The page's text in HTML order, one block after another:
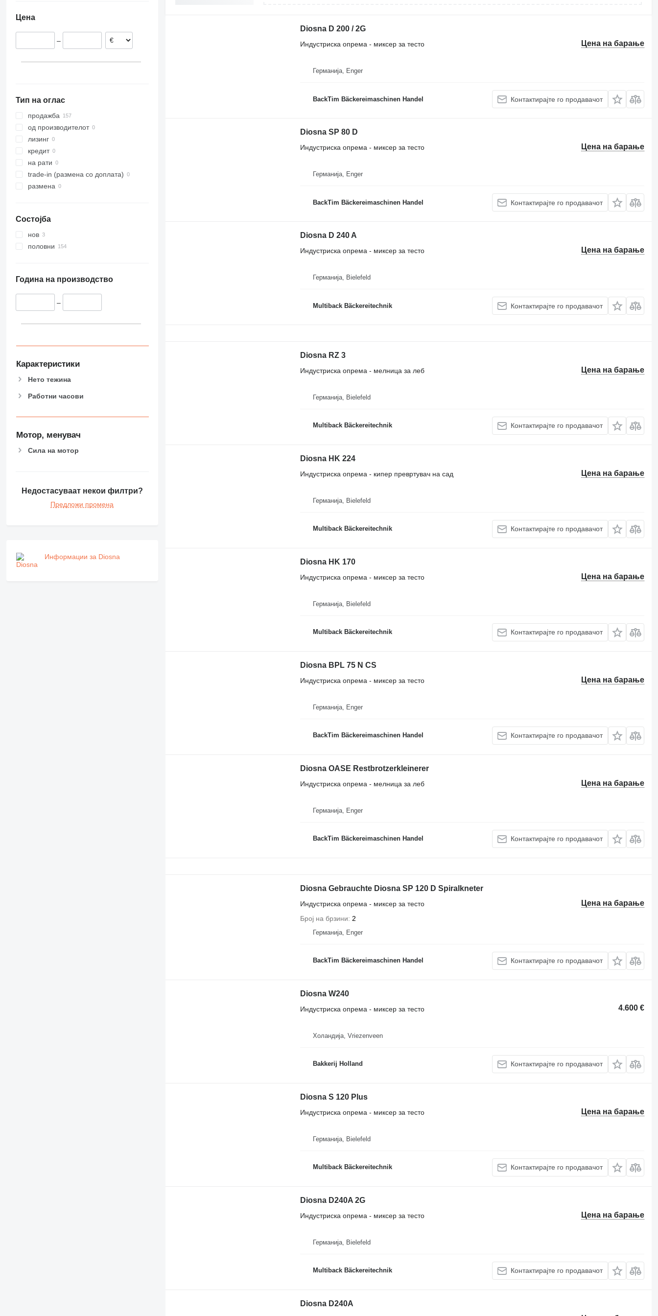
Обединето Кралство
Хрватска
Цена
–
Тип на оглас
продажба
од производителот
лизинг
кредит
на рати
trade-in (размена со доплата)
размена
Состојба
нов
половни
Година на производство
–
Карактеристики
Нето тежина
Работни часови
Мотор, менувач
Сила на мотор
Недостасуваат некои филтри?
Предложи промена
Информации за Diosna
Diosna D 200 / 2G
Цена на барање
Индустриска опрема - миксер за тесто
Германија, Enger
BackTim Bäckereimaschinen Handel Контактирајте го продавачот
Diosna SP 80 D
Цена на барање
Индустриска опрема - миксер за тесто
Германија, Enger
BackTim Bäckereimaschinen Handel Контактирајте го продавачот
Diosna D 240 A
Цена на барање
Индустриска опрема - миксер за тесто
Германија, Bielefeld
Multiback Bäckereitechnik Контактирајте го продавачот
Diosna RZ 3
Цена на барање
Индустриска опрема - мелница за леб
Германија, Bielefeld
Multiback Bäckereitechnik Контактирајте го продавачот
Diosna HK 224
Цена на барање
Индустриска опрема - кипер превртувач на сад
Германија, Bielefeld
Multiback Bäckereitechnik Контактирајте го продавачот
Diosna HK 170
Цена на барање
Индустриска опрема - миксер за тесто
Германија, Bielefeld
Multiback Bäckereitechnik Контактирајте го продавачот
Diosna BPL 75 N CS
Цена на барање
Индустриска опрема - миксер за тесто
Германија, Enger
BackTim Bäckereimaschinen Handel Контактирајте го продавачот
Diosna OASE Restbrotzerkleinerer
Цена на барање
Индустриска опрема - мелница за леб
Германија, Enger
BackTim Bäckereimaschinen Handel Контактирајте го продавачот
Diosna Gebrauchte Diosna SP 120 D Spiralkneter
Цена на барање
Индустриска опрема - миксер за тесто
Број на брзини
2
Германија, Enger
BackTim Bäckereimaschinen Handel Контактирајте го продавачот
Diosna W240
4.600 €
Индустриска опрема - миксер за тесто
Холандија, Vriezenveen
Bakkerij Holland Контактирајте го продавачот
Diosna S 120 Plus
Цена на барање
Индустриска опрема - миксер за тесто
Германија, Bielefeld
Multiback Bäckereitechnik Контактирајте го продавачот
Diosna D240A 2G
Цена на барање
Индустриска опрема - миксер за тесто
Германија, Bielefeld
Multiback Bäckereitechnik Контактирајте го продавачот
Diosna D240A